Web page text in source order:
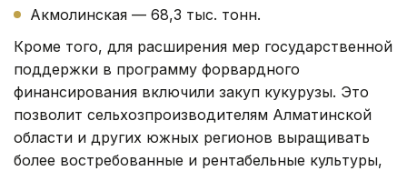
Акмолинская — 68,3 тыс. тонн.
Кроме того, для расширения мер государственной
поддержки в программу форвардного
финансирования включили закуп кукурузы. Это
позволит сельхозпроизводителям Алматинской
области и других южных регионов выращивать
более востребованные и рентабельные культуры,